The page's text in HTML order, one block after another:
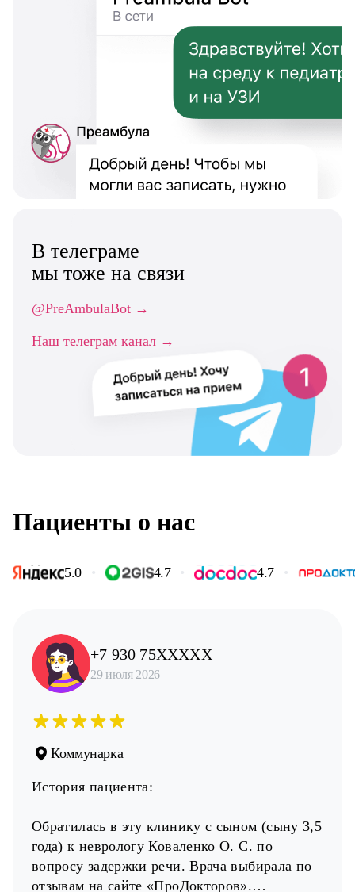
В телеграме
мы тоже на связи
@PreAmbulaBot →
Наш телеграм канал →
Пациенты о нас
5.0 4.7 4.7
+7 930 75XXXXX
29 июля 2026
Коммунарка
История пациента:
Обратилась в эту клинику с сыном (сыну 3,5
года) к неврологу Коваленко О. С. по
вопросу задержки речи. Врача выбирала по
отзывам на сайте «ПроДокторов».